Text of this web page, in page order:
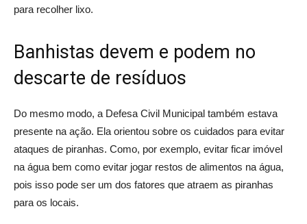
para recolher lixo.
Banhistas devem e podem no
descarte de resíduos
Do mesmo modo, a Defesa Civil Municipal também estava
presente na ação. Ela orientou sobre os cuidados para evitar
ataques de piranhas. Como, por exemplo, evitar ficar imóvel
na água bem como evitar jogar restos de alimentos na água,
pois isso pode ser um dos fatores que atraem as piranhas
para os locais.